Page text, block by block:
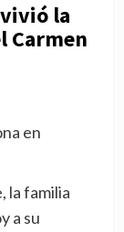
la
Carmen
en
la familia
a su